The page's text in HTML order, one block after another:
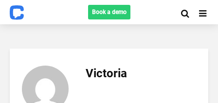
Book a demo
Victoria